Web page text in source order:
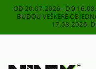
OD 20.07.2026 - DO
BUDOU VEŠKERÉ
17.08.2026.